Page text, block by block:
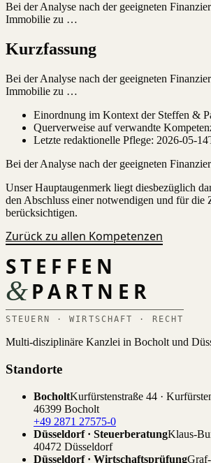
Bei der Analyse nach der geeigneten
Immobilie zu …
Kurzfassung
Bei der Analyse nach der geeigneten
Immobilie zu …
Einordnung im Kontext der Steffen &
Querverweise auf verwandte
Letzte redaktionelle Pflege: 2026-05-
Bei der Analyse nach der geeigneten
Unser Hauptaugenmerk liegt diesbezüglich
den Abschluss einer notwendigen und für
berücksichtigen.
Zurück zu allen Kompetenzen
STEFFEN
&PARTNER
STEUERN · WIRTSCHAFT · RECHT
Multi-disziplinäre Kanzlei in Bocholt und
Standorte
BocholtKurfürstenstraße 44 ·
46399 Bocholt
+49 2871 27575-0
Düsseldorf · SteuerberatungKlaus-
40472 Düsseldorf
Düsseldorf · Wirtschaftsprüfung